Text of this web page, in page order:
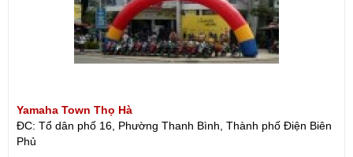
Yamaha Town Thọ Hà
ĐC: Tổ dân phố 16, Phường Thanh Bình, Thành phố Điện Biên
Phủ